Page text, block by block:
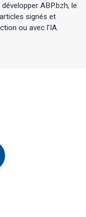
ABP.bzh, le
signés et
ou avec l’IA.